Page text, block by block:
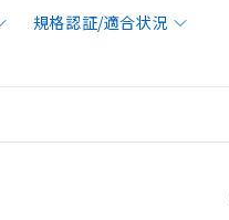
規格認証/適合状況